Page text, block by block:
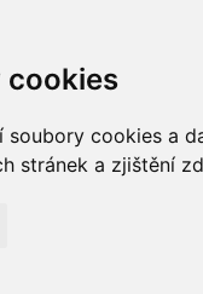
cookies
cookies a
stránek a zjištění